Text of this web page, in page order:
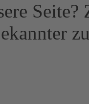
Seite?